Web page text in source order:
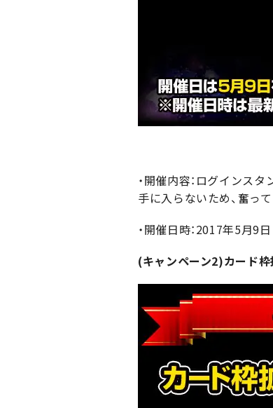
・開催内容：ログインス
手に入らないため、奮っ
・開催日時：2017年5月9
(キャンペーン2)カード